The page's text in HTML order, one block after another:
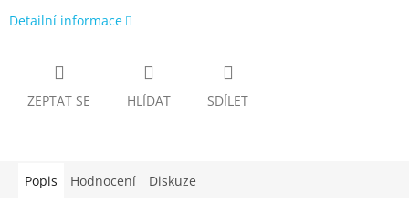
Detailní informace
ZEPTAT SE HLÍDAT SDÍLET
Popis Hodnocení Diskuze